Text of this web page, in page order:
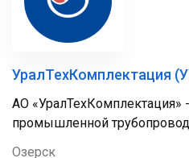
УралТехКомплектация
АО «УралТехКомплектация»
промышленной
Озерск